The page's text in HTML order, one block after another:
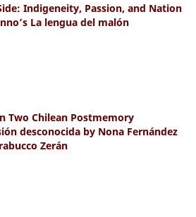
Indigeneity, Passion, and Nation
La lengua del malón
Two Chilean Postmemory
desconocida by Nona Fernández
Zerán